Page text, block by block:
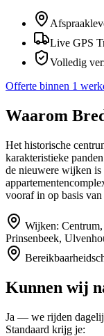
Live GPS
Volledig
Offerte binnen 1
Waarom
Het historische
karakteristieke
de nieuwere wijken is
vooraf in op basis van
Wijken:
Prinsenbeek,
Kunnen wij
Ja — we rijden
Standaard krijg je: